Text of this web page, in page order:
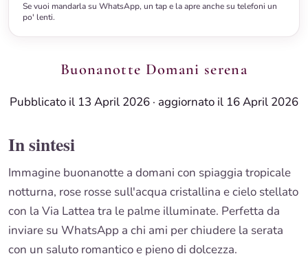
Se vuoi mandarla su WhatsApp, un tap e la apre anche su telefoni un
po' lenti.
Buonanotte Domani serena
Pubblicato il 13 April 2026 · aggiornato il 16 April 2026
In sintesi
Immagine buonanotte a domani con spiaggia tropicale
notturna, rose rosse sull'acqua cristallina e cielo stellato
con la Via Lattea tra le palme illuminate. Perfetta da
inviare su WhatsApp a chi ami per chiudere la serata
con un saluto romantico e pieno di dolcezza.